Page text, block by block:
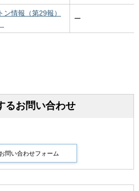
情報（第29報）
ー
るお問い合わせ